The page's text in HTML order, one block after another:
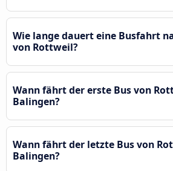
Wie lange dauert eine Busfahrt
von Rottweil?
Wann fährt der erste Bus von
Balingen?
Wann fährt der letzte Bus von
Balingen?